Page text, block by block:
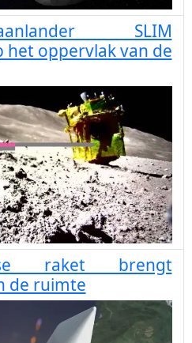
SLIM
oppervlak van de
raket brengt
de ruimte